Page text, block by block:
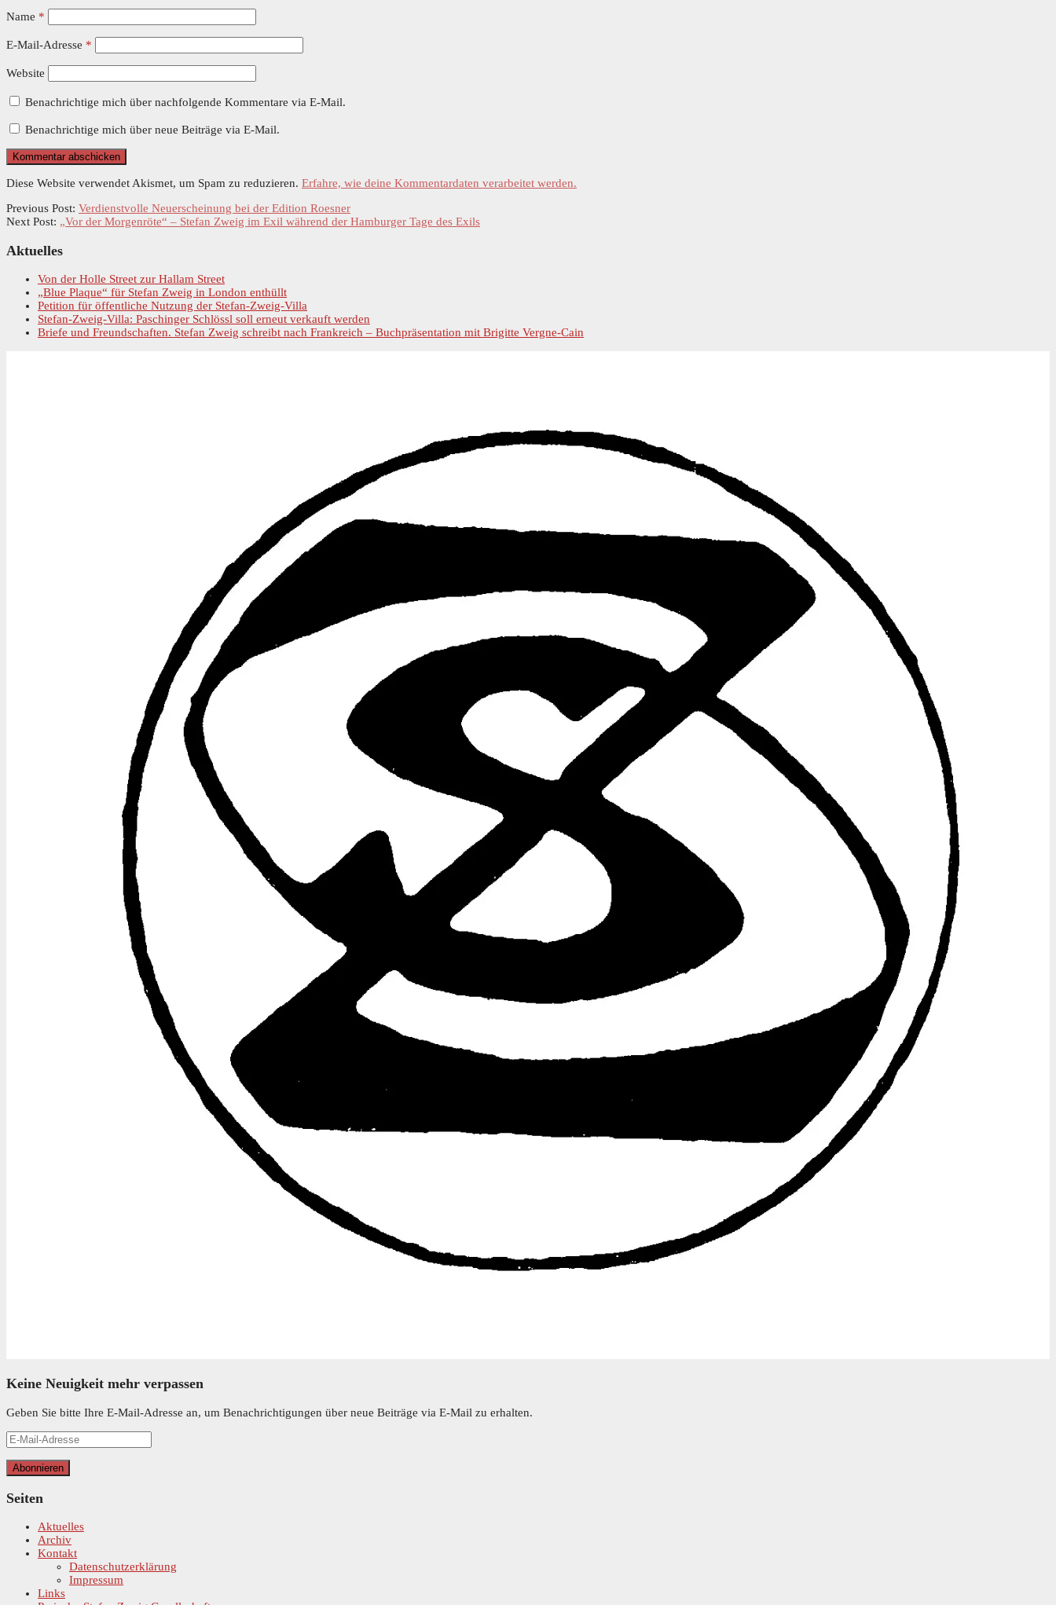
Name *
E-Mail-Adresse *
Website
Benachrichtige mich über nachfolgende Kommentare via E-Mail.
Benachrichtige mich über neue Beiträge via E-Mail.
Diese Website verwendet Akismet, um Spam zu reduzieren. Erfahre, wie deine Kommentardaten verarbeitet werden.
Previous Post: Verdienstvolle Neuerscheinung bei der Edition Roesner
Next Post: „Vor der Morgenröte“ – Stefan Zweig im Exil während der Hamburger Tage des Exils
Primary
Aktuelles
Von der Holle Street zur Hallam Street
„Blue Plaque“ für Stefan Zweig in London enthüllt
Petition für öffentliche Nutzung der Stefan-Zweig-Villa
Stefan-Zweig-Villa: Paschinger Schlössl soll erneut verkauft werden
Briefe und Freundschaften. Stefan Zweig schreibt nach Frankreich – Buchpräsentation mit Brigitte Vergne-Cain
Keine Neuigkeit mehr verpassen
Geben Sie bitte Ihre E-Mail-Adresse an, um Benachrichtigungen über neue Beiträge via E-Mail zu erhalten.
E-
Mail-
Adresse
Abonnieren
Seiten
Aktuelles
Archiv
Kontakt
Datenschutzerklärung
Impressum
Links